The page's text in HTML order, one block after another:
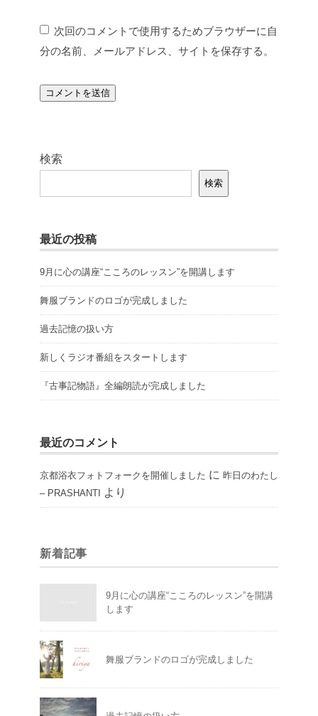
次回のコメントで使用するためブラウザーに自
分の名前、メールアドレス、サイトを保存する。
検索
検索
最近の投稿
9月に心の講座“こころのレッスン”を開講します
舞服ブランドのロゴが完成しました
過去記憶の扱い方
新しくラジオ番組をスタートします
『古事記物語』全編朗読が完成しました
最近のコメント
京都浴衣フォトフォークを開催しました に 昨日のわたし
– PRASHANTI
より
新着記事
9月に心の講座“こころのレッスン”を開講
します
舞服ブランドのロゴが完成しました